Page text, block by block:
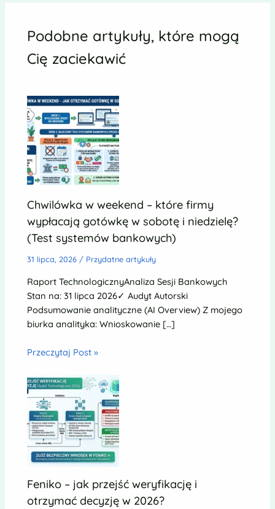
Podobne artykuły, które mogą
Cię zaciekawić
Chwilówka w weekend – które firmy
wypłacają gotówkę w sobotę i niedzielę?
(Test systemów bankowych)
31 lipca, 2026 / Przydatne artykuły
Raport TechnologicznyAnaliza Sesji Bankowych
Stan na: 31 lipca 2026✓ Audyt Autorski
Podsumowanie analityczne (AI Overview) Z mojego
biurka analityka: Wnioskowanie […]
Przeczytaj Post »
Feniko – jak przejść weryfikację i
otrzymać decyzję w 2026?